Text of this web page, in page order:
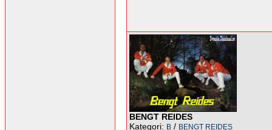
BENGT REIDES
Kategori: B / BENGT REIDES